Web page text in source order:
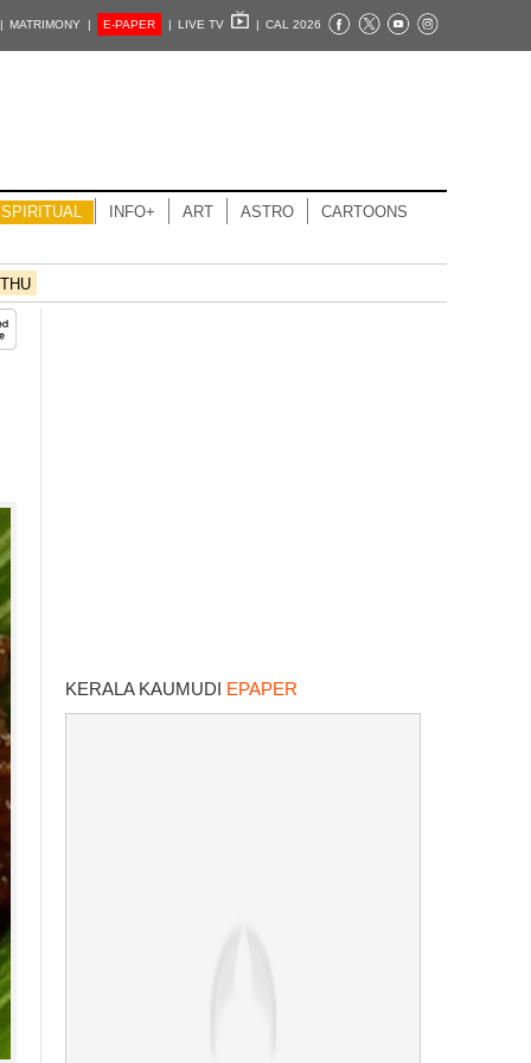
MATRIMONY | E-PAPER | LIVE TV | CAL 2026
SPIRITUAL INFO+ ART ASTRO CARTOONS
KERALA KAUMUDI EPAPER